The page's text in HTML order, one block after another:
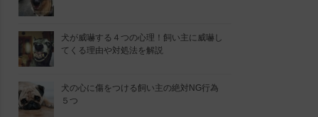
犬が威嚇する４つの心理！飼い主に威嚇し
てくる理由や対処法を解説
犬の心に傷をつける飼い主の絶対NG行為
５つ